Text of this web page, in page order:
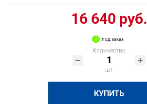
16 640 руб.
под заказ
Количество
шт
КУПИТЬ